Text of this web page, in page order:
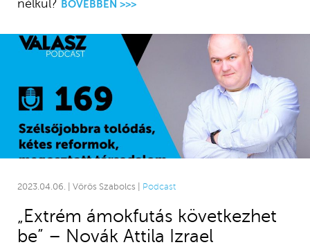
nélkül? BŐVEBBEN >>>
2023.04.06. | Vörös Szabolcs | Podcast
„Extrém ámokfutás következhet
be” – Novák Attila Izrael